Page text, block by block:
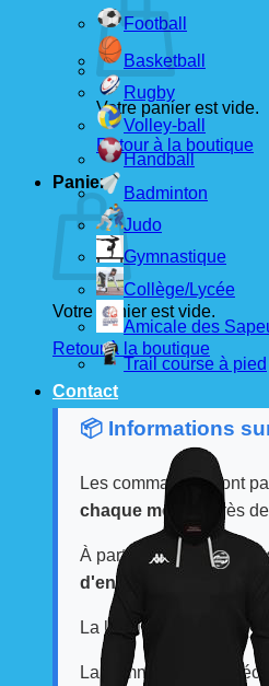
Votre panier est vide.
Retour à la boutique
Panier
Votre panier est vide.
Retour à la boutique
📦 Informations
Les commandes sont
chaque mois
auprès
À partir de ces dates, le
d'environ 3 semaines
La livraison est effectuée
La commande est à
Football
Basketball
Rugby
Volley-ball
Handball
Badminton
Judo
Gymnastique
Collège/Lycée
Amicale des
Trail course à pied
Contact